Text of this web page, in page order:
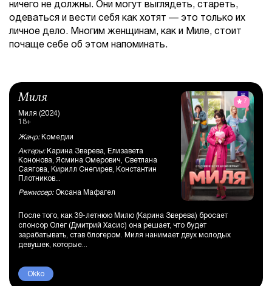
ничего не должны. Они могут выглядеть, стареть,
одеваться и вести себя как хотят — это только их
личное дело. Многим женщинам, как и Миле, стоит
почаще себе об этом напоминать.
Миля
Миля (2024)
18+
Жанр:Комедии
Актеры:Карина Зверева, Елизавета
Кононова, Ясмина Омерович, Светлана
Саягова, Кирилл Снегирев, Константин
Плотников...
Режиссер:Оксана Мафагел
7
После того, как 39-летнюю Милю (Карина Зверева) бросает
спонсор Олег (Дмитрий Хасис) она решает, что будет
зарабатывать, став блогером. Миля нанимает двух молодых
девушек, которые...
Okko